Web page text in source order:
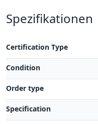
Spezifikationen
Certification Type
Condition
Order type
Specification